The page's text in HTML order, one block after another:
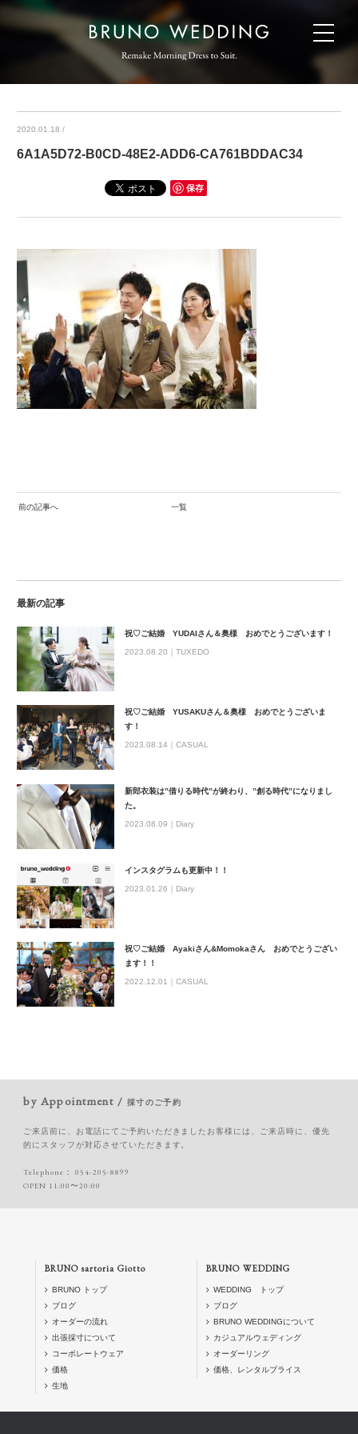
2020.01.18 /
6A1A5D72-B0CD-48E2-ADD6-CA761BDDAC34
保存
前の記事へ 一覧
最新の記事
祝♡ご結婚 YUDAIさん＆奥様 おめでとうございます！
2023.08.20｜TUXEDO
祝♡ご結婚 YUSAKUさん＆奥様 おめでとうございま
す！
2023.08.14｜CASUAL
新郎衣装は”借りる時代”が終わり、”創る時代”になりまし
た。
2023.08.09｜ Diary
インスタグラムも更新中！！
2023.01.26｜ Diary
祝♡ご結婚 Ayakiさん&Momokaさん おめでとうござい
ます！！
2022.12.01｜CASUAL
by Appointment / 採寸のご予約
ご来店前に、お電話にてご予約いただきましたお客様には、ご来店時に、優先
的にスタッフが対応させていただきます。
Telephone： 054-205-8899
OPEN 11:00〜20:00
BRUNO sartoria Giotto
BRUNO トップ
ブログ
オーダーの流れ
出張採寸について
コーポレートウェア
価格
生地
BRUNO WEDDING
WEDDING トップ
ブログ
BRUNO WEDDINGについて
カジュアルウェディング
オーダーリング
価格、レンタルプライス